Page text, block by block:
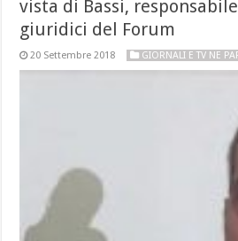
vista di Bassi,
giuridici del Forum
20 Settembre 2018 GIORNALI E TV NE